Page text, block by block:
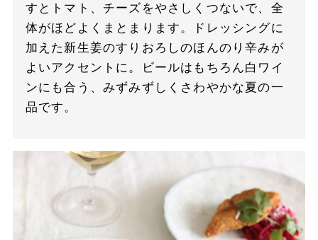
すとトマト、チーズをやさしくつないで、全
体がほどよくまとまります。ドレッシングに
加えた新生姜のすりおろしのほんのり辛みが
よいアクセントに。ビールはもちろん白ワイ
ンにも合う、みずみずしくさわやかな夏の一
品です。